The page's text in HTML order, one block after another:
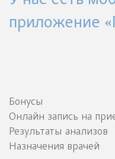
приложение
Бонусы
Онлайн запись на
Результаты анализов
Назначения врачей